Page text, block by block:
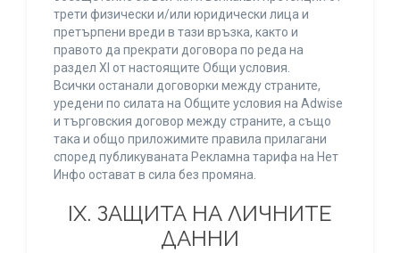
трети физически и/или юридически лица и
претърпени вреди в тази връзка, както и
правото да прекрати договора по реда на
раздел XI от настоящите Общи условия.
Всички останали договорки между страните,
уредени по силата на Общите условия на Adwise
и търговския договор между страните, а също
така и общо приложимите правила прилагани
според публикуваната Рекламна тарифа на Нет
Инфо остават в сила без промяна.
IХ. ЗАЩИТА НА ЛИЧНИТЕ
ДАННИ